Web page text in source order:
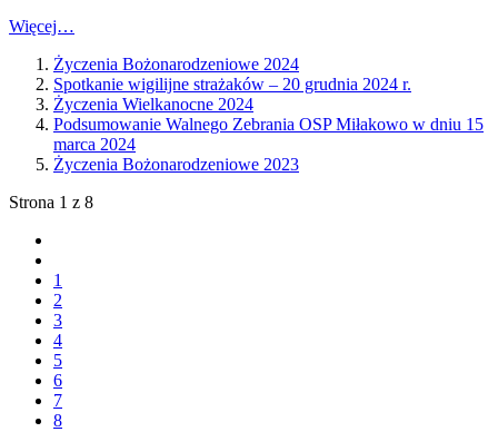
Więcej…
Życzenia Bożonarodzeniowe 2024
Spotkanie wigilijne strażaków – 20 grudnia 2024 r.
Życzenia Wielkanocne 2024
Podsumowanie Walnego Zebrania OSP Miłakowo w dniu 15
marca 2024
Życzenia Bożonarodzeniowe 2023
Strona 1 z 8
1
2
3
4
5
6
7
8